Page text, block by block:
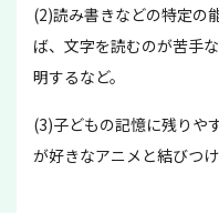
(2)読み書きなどの特定の
ば、文字を読むのが苦手
明するなど。
(3)子どもの記憶に残りや
が好きなアニメと結びつけ